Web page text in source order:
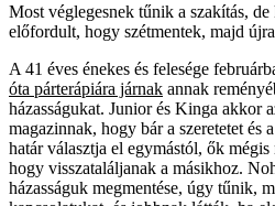
Most véglegesnek tűnik a szakítás,
előfordult, hogy szétmentek, majd
A 41 éves énekes és felesége
óta párterápiára járnak annak
házasságukat. Junior és Kinga akkor
magazinnak, hogy bár a szeretetet és
határ választja el egymástól, ők
hogy visszataláljanak a másikhoz.
házasságuk megmentése, úgy tűnik,